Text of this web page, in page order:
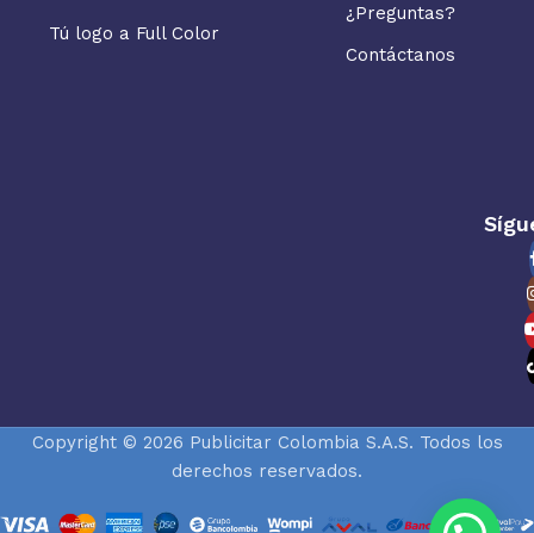
Tú logo a Full Color
¿Preguntas?
Contáctanos
Copyright © 2026 Publicitar Colombia S.A.S. Todos los
derechos reservados.